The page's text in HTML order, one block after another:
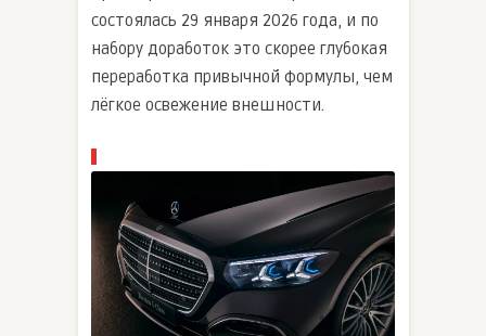
состоялась 29 января 2026 года, и по
набору доработок это скорее глубокая
переработка привычной формулы, чем
лёгкое освежение внешности.